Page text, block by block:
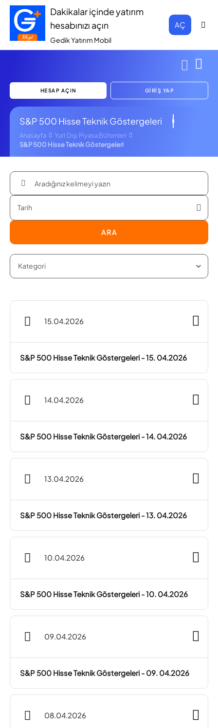
Dakikalar içinde yatırım
hesabınızı açın
Gedik Yatırım Mobil
AÇ
HESAP AÇIN GİRİŞ YAP
S&P 500 Hisse Teknik Göstergeleri
Anasayfa
Yurt Dışı Piyasa Bültenleri
S&P 500 Hisse Teknik Göstergeleri
ARA
15.04.2026
S&P 500 Hisse Teknik Göstergeleri - 15. 04.2026
14.04.2026
S&P 500 Hisse Teknik Göstergeleri - 14. 04.2026
13.04.2026
S&P 500 Hisse Teknik Göstergeleri - 13. 04.2026
10.04.2026
S&P 500 Hisse Teknik Göstergeleri - 10. 04.2026
09.04.2026
S&P 500 Hisse Teknik Göstergeleri - 09. 04.2026
08.04.2026